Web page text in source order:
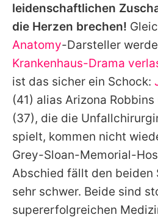
Utiq
leidenschaftlichen
die Herzen brechen!
Anatomy-Darsteller
Krankenhaus-Drama
ist das sicher ein Schock:
(41) alias Arizona Robbins
(37), die die
spielt, kommen nicht
Grey-Sloan-Memorial-
Abschied fällt den beiden
sehr schwer. Beide sind
supererfolgreichen